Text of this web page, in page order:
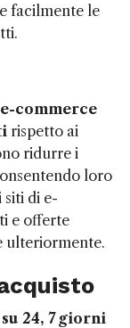
facilmente le
commerce
rispetto ai
ridurre i
loro
di e-
e offerte
ulteriormente.
24, 7 giorni